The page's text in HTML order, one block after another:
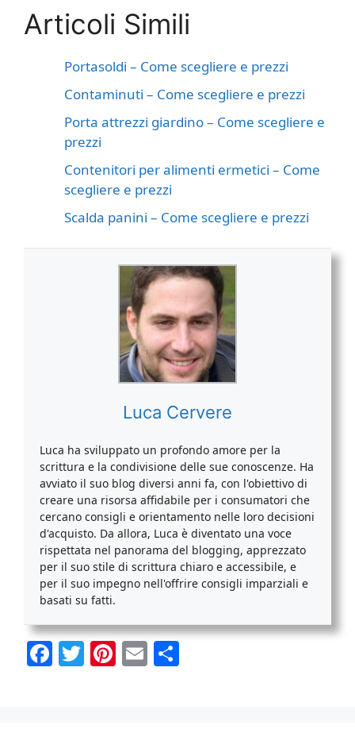
Articoli Simili
Portasoldi – Come scegliere e prezzi
Contaminuti – Come scegliere e prezzi
Porta attrezzi giardino – Come scegliere e
prezzi
Contenitori per alimenti ermetici – Come
scegliere e prezzi
Scalda panini – Come scegliere e prezzi
Luca Cervere
Luca ha sviluppato un profondo amore per la
scrittura e la condivisione delle sue conoscenze. Ha
avviato il suo blog diversi anni fa, con l'obiettivo di
creare una risorsa affidabile per i consumatori che
cercano consigli e orientamento nelle loro decisioni
d'acquisto. Da allora, Luca è diventato una voce
rispettata nel panorama del blogging, apprezzato
per il suo stile di scrittura chiaro e accessibile, e
per il suo impegno nell'offrire consigli imparziali e
basati su fatti.
F
T
Pi E